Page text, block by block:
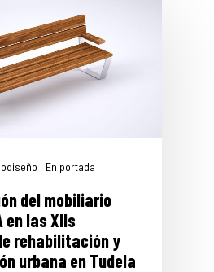
En portada
del mobiliario
en las XIIs
rehabilitación y
urbana en Tudela